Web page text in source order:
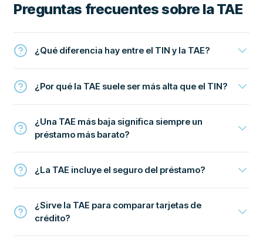
Preguntas frecuentes sobre la TAE
¿Qué diferencia hay entre el TIN y la TAE?
¿Por qué la TAE suele ser más alta que el TIN?
¿Una TAE más baja significa siempre un
préstamo más barato?
¿La TAE incluye el seguro del préstamo?
¿Sirve la TAE para comparar tarjetas de
crédito?